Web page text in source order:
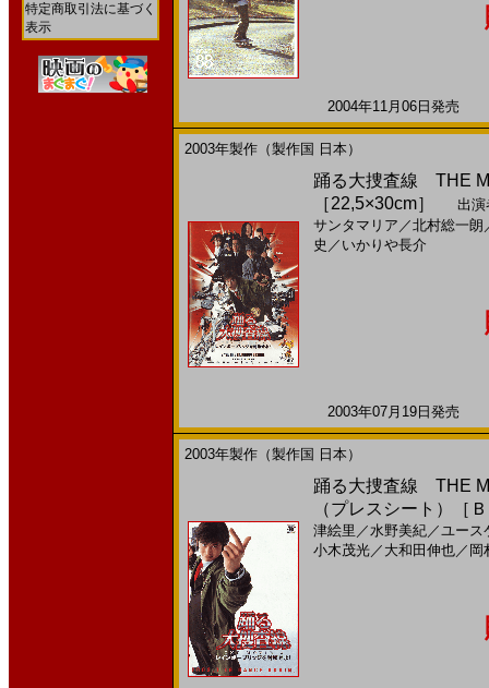
特定商取引法に基づく
表示
2004年11月06日発売
2003年製作（製作国 日本）
踊る大捜査線 THE
［22,5×30cm］
出演
サンタマリア ／北村総一朗
史 ／ いかりや長介
2003年07月19日発売
2003年製作（製作国 日本）
踊る大捜査線 THE
（プレスシート）［
津絵里 ／水野美紀／ユース
小木茂光／ 大和田伸也／ 岡